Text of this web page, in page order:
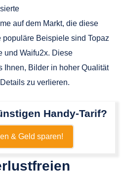
auf dem Markt, die diese
Beispiele sind Topaz
und Waifu2x. Diese
Ihnen, Bilder in hoher Qualität
zu verlieren.
Handy-Tarif?
& Geld sparen!